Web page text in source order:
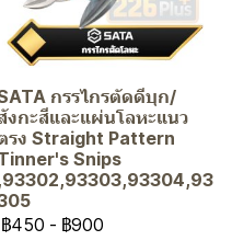
กรรไกรตัดดีบุก/
งกะสีและแผ่นโลหะแนว
รง Straight Pattern
Snips
,93302,93303,93304,93
฿450 - ฿900